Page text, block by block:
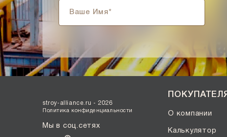
stroy-alliance.ru - 2026
Политика конфиденциальности
Мы в соц.сетях
О компании
Калькулятор